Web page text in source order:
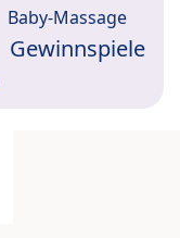
Baby-Massage
Gewinnspiele